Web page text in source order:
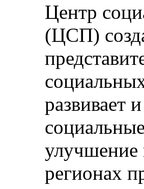
Центр
(ЦСП)
развивает
улучшение
регионах